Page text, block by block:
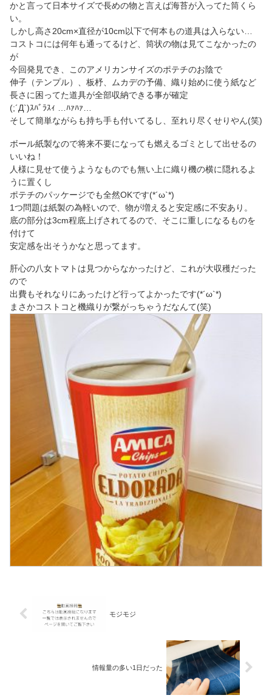
かと言って日本サイズで長めの物と言えば海苔が入ってた筒くら
い。
しかし高さ20cm×直径が10cm以下で何本もの道具は入らない…
コストコには何年も通ってるけど、筒状の物は見てこなかったの
が
今回発見でき、このアメリカンサイズのポテチのお陰で
伸子（テンプル）、板杼、ムカデの予備、織り始めに使う紙など
長さに困ってた道具が全部収納できる事が確定
(;´Д`)ｽﾊﾞﾗｽｨ …ﾊｧﾊｧ…
そして簡単ながらも持ち手も付いてるし、至れり尽くせりやん(笑)
ボール紙製なので将来不要になっても燃えるゴミとして出せるの
いいね！
人様に見せて使うようなものでも無い上に織り機の横に隠れるよ
うに置くし
ポテチのパッケージでも全然OKです(*´ω`*)
1つ問題は紙製の為軽いので、物が増えると安定感に不安あり。
底の部分は3cm程底上げされてるので、そこに重しになるものを
付けて
安定感を出そうかなと思ってます。
肝心の八女トマトは見つからなかったけど、これが大収穫だった
ので
出費もそれなりにあったけど行ってよかったです(*´ω`*)
まさかコストコと機織りが繋がっちゃうだなんて(笑)
モジモジ
情報量の多い1日だった